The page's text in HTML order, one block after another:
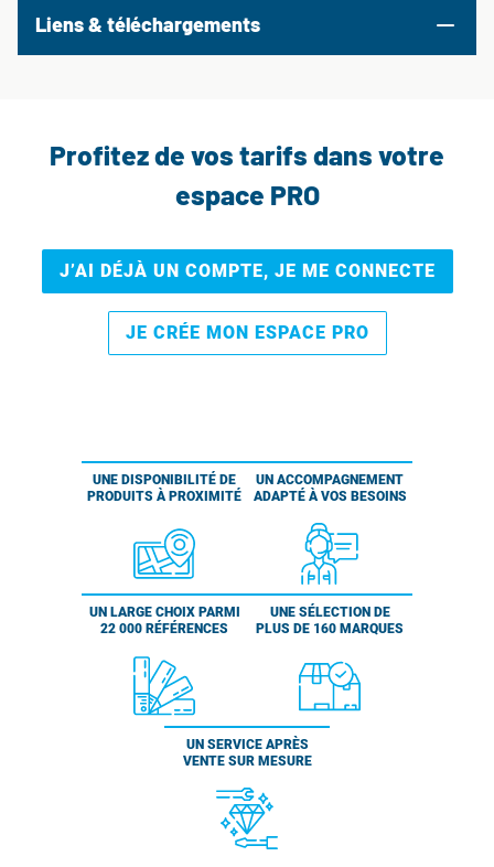
Liens & téléchargements
Profitez de vos tarifs dans votre
espace PRO
J’AI DÉJÀ UN COMPTE, JE ME CONNECTE
JE CRÉE MON ESPACE PRO
UNE DISPONIBILITÉ DE
PRODUITS À PROXIMITÉ
UN ACCOMPAGNEMENT
ADAPTÉ À VOS BESOINS
UN LARGE CHOIX PARMI
22 000 RÉFÉRENCES
UNE SÉLECTION DE
PLUS DE 160 MARQUES
UN SERVICE APRÈS
VENTE SUR MESURE